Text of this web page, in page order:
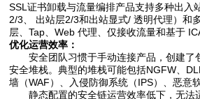
SSL证书卸载与流量编排产品支持多种出入
2/3、 出站层2/3和出站显式/ 透明代理）和
层、Tap、Web 代理、仅接收流量和基于
优化运营效率：
安全团队习惯于手动连接产品，创建了
安全堆栈。典型的堆栈可能包括NGFW、
墙（WAF）、入侵防御系统（IPS）、恶意
静态配置的安全链运营效率低下，无法